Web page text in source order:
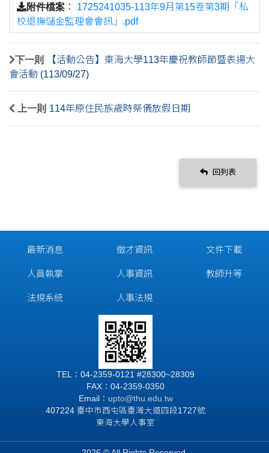
附件檔案 ： 1725241035-113年9月第15卷第3期「私
校退撫儲金監理會會訊」.pdf
下一則
【活動公告】東海大學113年慶祝教師節暨表揚大
會活動 (113/09/27)
上一則 114年原住民族歲時祭儀放假日期
回列表
最新消息
人員執掌
法規系統
徵才資訊
人事資訊
人事法規
文件下載
教師升等
TEL：04-2359-0121 #28300~28309
FAX：04-2359-0350
Email： upto@thu.edu.tw
407224 臺中市西屯區臺灣大道四段1727號
東海大學人事室